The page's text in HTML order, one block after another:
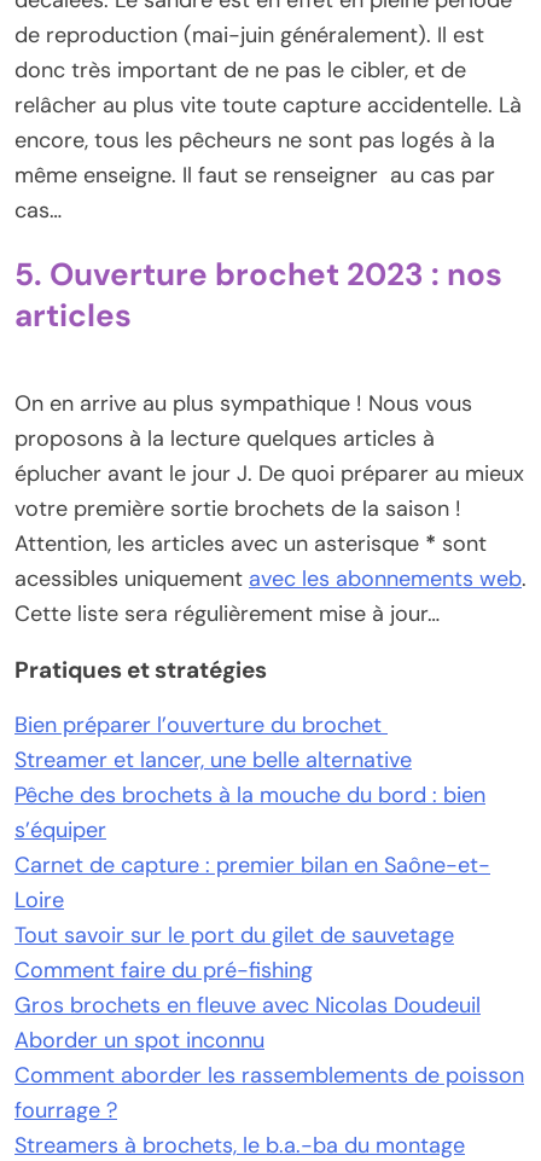
de reproduction (mai-juin généralement). Il est
donc très important de ne pas le cibler, et de
relâcher au plus vite toute capture accidentelle. Là
encore, tous les pêcheurs ne sont pas logés à la
même enseigne. Il faut se renseigner au cas par
cas…
5. Ouverture brochet 2023 : nos
articles
On en arrive au plus sympathique ! Nous vous
proposons à la lecture quelques articles à
éplucher avant le jour J. De quoi préparer au mieux
votre première sortie brochets de la saison !
Attention, les articles avec un asterisque * sont
acessibles uniquement avec les abonnements web.
Cette liste sera régulièrement mise à jour…
Pratiques et stratégies
Bien préparer l’ouverture du brochet
Streamer et lancer, une belle alternative
Pêche des brochets à la mouche du bord : bien
s’équiper
Carnet de capture : premier bilan en Saône-et-
Loire
Tout savoir sur le port du gilet de sauvetage
Comment faire du pré-fishing
Gros brochets en fleuve avec Nicolas Doudeuil
Aborder un spot inconnu
Comment aborder les rassemblements de poisson
fourrage ?
Streamers à brochets, le b.a.-ba du montage